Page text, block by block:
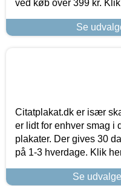
ved køb over 399 kr.
Se
Citatplakat.dk er især
er lidt for enhver smag i
plakater. Der gives 30
på 1-3 hverdage. Klik
Se